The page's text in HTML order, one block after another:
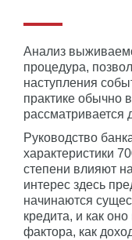
Анализ
процедура,
наступления
практике обычно
рассматривается
Руководство
характеристики
степени влияют
интерес здесь
начинаются
кредита, и как
фактора, как